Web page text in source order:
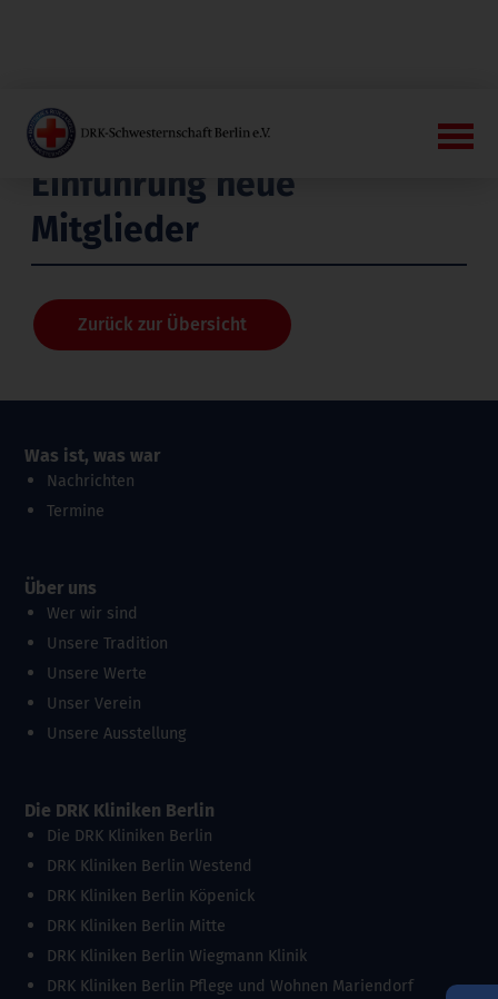
Einführung neue
Mitglieder
Zurück zur Übersicht
Was ist, was war
Nachrichten
Termine
Über uns
Wer wir sind
Unsere Tradition
Unsere Werte
Unser Verein
Unsere Ausstellung
Die DRK Kliniken Berlin
Die DRK Kliniken Berlin
DRK Kliniken Berlin Westend
DRK Kliniken Berlin Köpenick
DRK Kliniken Berlin Mitte
DRK Kliniken Berlin Wiegmann Klinik
DRK Kliniken Berlin Pflege und Wohnen Mariendorf